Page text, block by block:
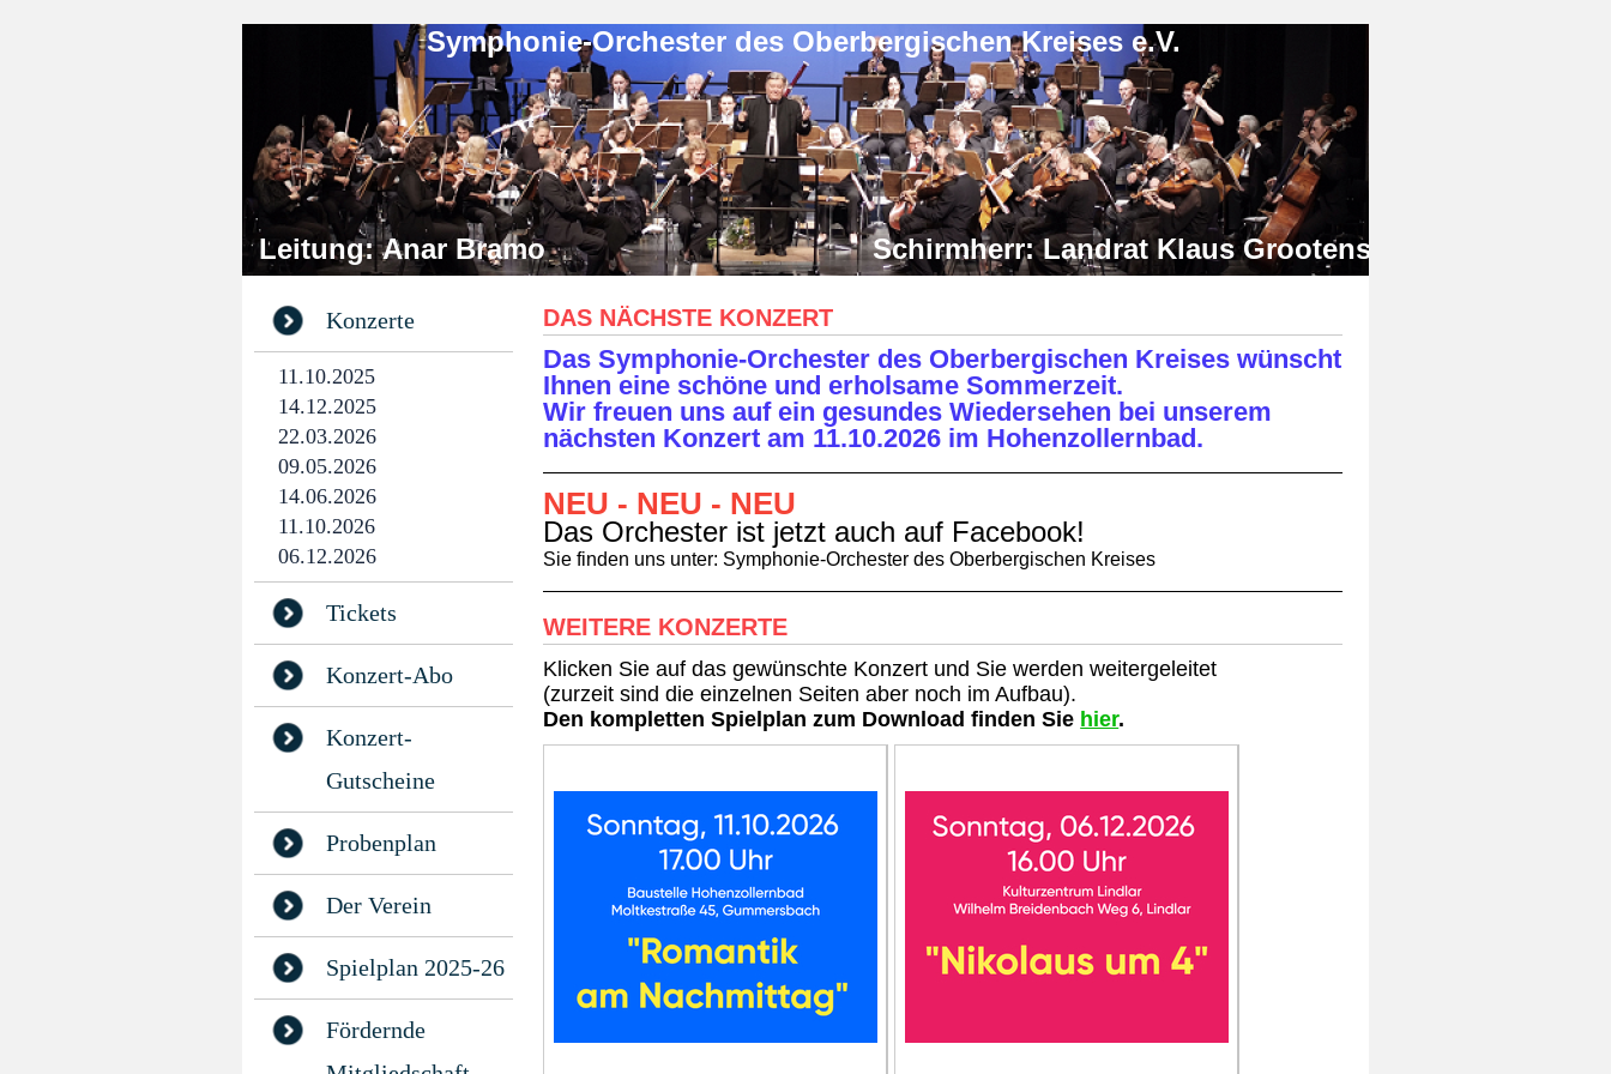
Symphonie-Orchester des Oberbergischen Kreises e.V.
Leitung: Anar Bramo Schirmherr: Landrat Klaus Grootens
Konzerte
11.10.2025
14.12.2025
22.03.2026
09.05.2026
14.06.2026
11.10.2026
06.12.2026
Tickets
Konzert-Abo
Konzert-
Gutscheine
Probenplan
Der Verein
Spielplan 2025-26
Fördernde
DAS NÄCHSTE KONZERT
Das Symphonie-Orchester des Oberbergischen Kreises wünscht
Ihnen eine schöne und erholsame Sommerzeit.
Wir freuen uns auf ein gesundes Wiedersehen bei unserem
nächsten Konzert am 11.10.2026 im Hohenzollernbad.
NEU - NEU - NEU
Das Orchester ist jetzt auch auf Facebook!
Sie finden uns unter: Symphonie-Orchester des Oberbergischen Kreises
WEITERE KONZERTE
Klicken Sie auf das gewünschte Konzert und Sie werden weitergeleitet
(zurzeit sind die einzelnen Seiten aber noch im Aufbau).
Den kompletten Spielplan zum Download finden Sie hier.